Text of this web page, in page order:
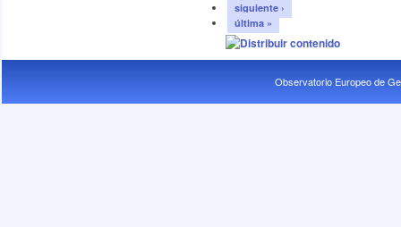
siguiente ›
última »
Observatorio Europeo de